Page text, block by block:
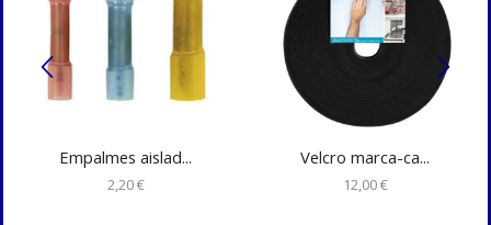
Empalmes aislad...
2,20€
Velcro marca-ca...
12,00€